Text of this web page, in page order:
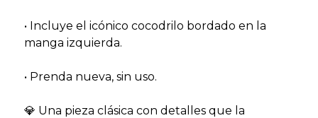
• Incluye el icónico cocodrilo bordado en la
manga izquierda.
• Prenda nueva, sin uso.
💎 Una pieza clásica con detalles que la